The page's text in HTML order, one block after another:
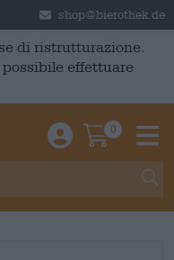
shop@bierothek.de
di ristrutturazione.
effettuare
Einloggen /
0